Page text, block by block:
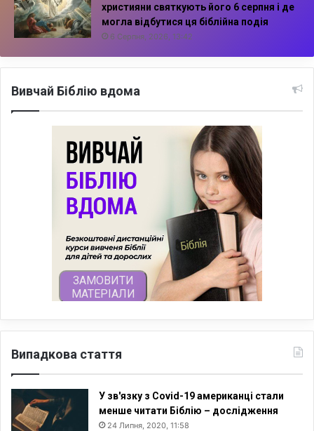
християни святкують його 6 серпня і де
могла відбутися ця біблійна подія
6 Серпня, 2026, 13:42
Вивчай Біблію вдома
Випадкова стаття
У зв'язку з Covid-19 американці стали
менше читати Біблію – дослідження
24 Липня, 2020, 11:58